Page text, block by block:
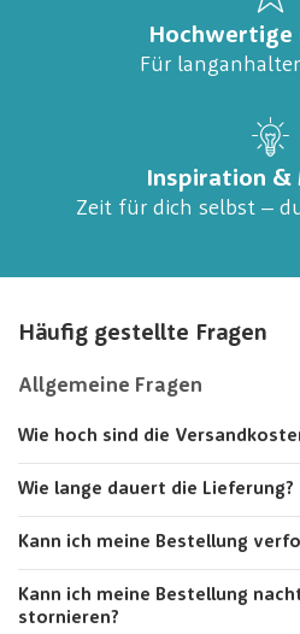
Für
Inspiration &
Zeit für dich selbst –
Häufig gestellte Fragen
Allgemeine Fragen
Wie hoch sind die
Wie lange dauert die Lieferung?
Kann ich meine Bestellung
Kann ich meine Bestellung
stornieren?